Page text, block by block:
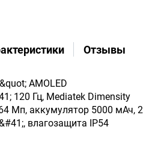
Отзывы
AMOLED
120 Гц, Mediatek Dimensity
Мп, аккумулятор 5000 мАч, 2
влагозащита IP54